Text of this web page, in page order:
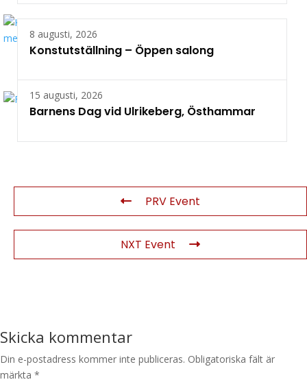
8 augusti, 2026
Konstutställning – Öppen salong
15 augusti, 2026
Barnens Dag vid Ulrikeberg, Östhammar
PRV Event
NXT Event
Skicka kommentar
Din e-postadress kommer inte publiceras. Obligatoriska fält är
märkta *